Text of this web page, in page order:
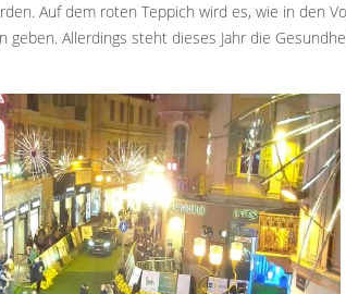
Auf dem roten Teppich wird es, wie in den
geben. Allerdings steht dieses Jahr die